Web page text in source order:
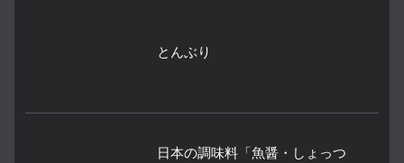
とんぶり
日本の調味料「魚醤・しょっつ